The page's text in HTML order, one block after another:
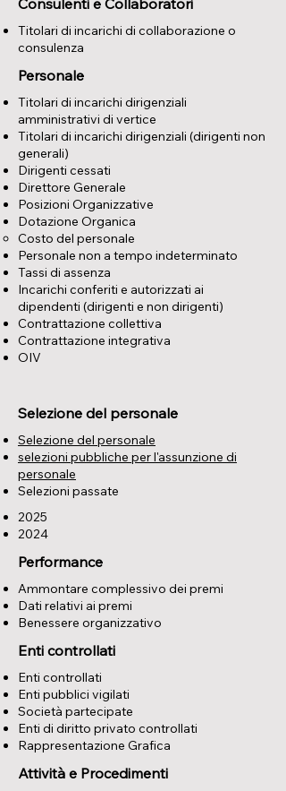
Consulenti e Collaboratori
Titolari di incarichi di collaborazione o
consulenza
Personale
Titolari di incarichi dirigenziali
amministrativi di vertice
Titolari di incarichi dirigenziali (dirigenti non
generali)
Dirigenti cessati
Direttore Generale
Posizioni Organizzative
Dotazione Organica
Costo del personale
Personale non a tempo indeterminato
Tassi di assenza
Incarichi conferiti e autorizzati ai
dipendenti (dirigenti e non dirigenti)
Contrattazione collettiva
Contrattazione integrativa
OIV
Selezione del personale
Selezione del personale
selezioni pubbliche per l'assunzione di
personale
Selezioni passate
2025
2024
Performance
Ammontare complessivo dei premi
Dati relativi ai premi
Benessere organizzativo
Enti controllati
Enti controllati
Enti pubblici vigilati
Società partecipate
Enti di diritto privato controllati
Rappresentazione Grafica
Attività e Procedimenti